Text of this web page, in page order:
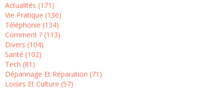
Actualités (171)
Vie Pratique (136)
Téléphonie (134)
Comment ? (113)
Divers (104)
Santé (102)
Tech (81)
Dépannage Et Réparation (71)
Loisirs Et Culture (57)